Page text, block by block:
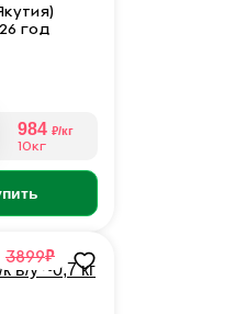
год
984 ₽/кг
10кг
3899₽